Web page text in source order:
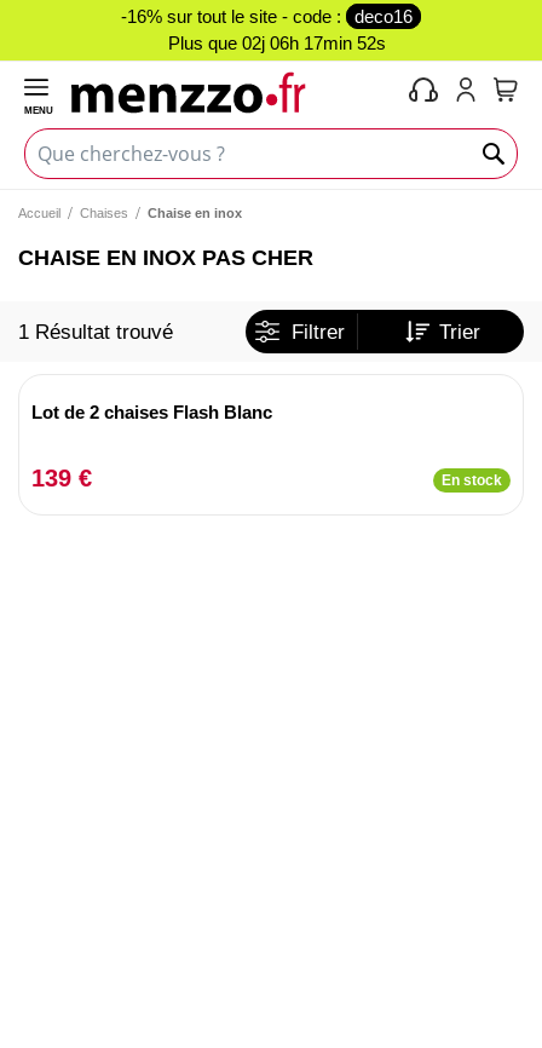
-16% sur tout le site - code :
deco16
Plus que 02j 06h 17min 51s
MENU
Accueil Chaises Chaise en inox
CHAISE EN INOX PAS CHER
1 Résultat trouvé Filtrer Trier
Lot de 2 chaises Flash Blanc
139 € En stock